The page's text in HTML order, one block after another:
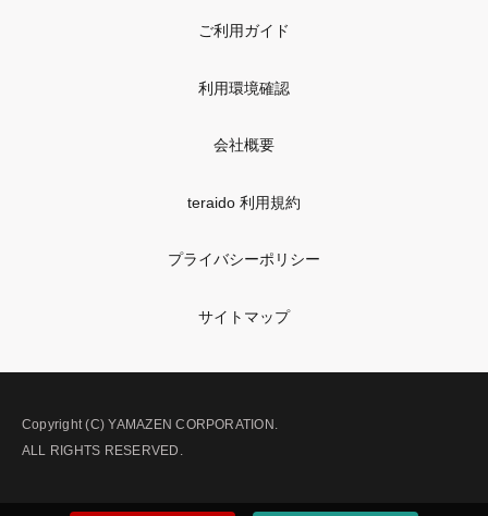
ご利用ガイド
利用環境確認
会社概要
teraido 利用規約
プライバシーポリシー
サイトマップ
Copyright (C) YAMAZEN CORPORATION.
ALL RIGHTS RESERVED.